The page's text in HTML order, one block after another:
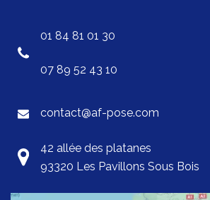
01 84 81 01 30
07 89 52 43 10
contact@af-pose.com
42 allée des platanes
93320 Les Pavillons Sous Bois